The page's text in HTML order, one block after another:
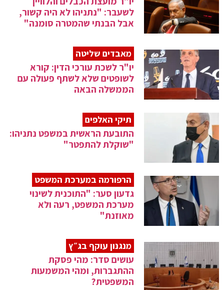
לשעבר: "נתניהו לא היה קשור,
אבל הבנתי שהמטרה סומנה"
מאבדים שליטה
יו"ר לשכת עורכי הדין: קורא
לשופטים שלא לשתף פעולה עם
הממשלה הבאה
תיקי האלפים
התובעת הראשית במשפט נתניהו:
"שוקלת להתפטר"
הרפורמה במערכת המשפט
גדעון סער: "התוכנית לשינוי
מערכת המשפט, רעה ולא
מאוזנת"
מנגנון עוקף בג״ץ
עושים סדר: מהי פסקת
ההתגברות, ומהי המשמעות
המשפטית?